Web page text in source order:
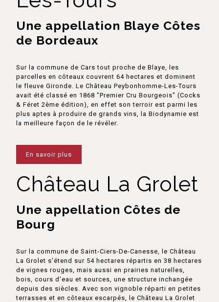
Une appellation Blaye Côtes
de Bordeaux
Sur la commune de Cars tout proche de Blaye, les
parcelles en côteaux couvrent 64 hectares et dominent
le fleuve Gironde. Le Château Peybonhomme-Les-Tours
avait été classé en 1868 "Premier Cru Bourgeois" (Cocks
& Féret 2ème édition), en effet son terroir est parmi les
plus aptes à produire de grands vins, la Biodynamie est
la meilleure façon de le révéler.
En savoir plus
Château La Grolet
Une appellation Côtes de
Bourg
Sur la commune de Saint-Ciers-De-Canesse, le Château
La Grolet s'étend sur 54 hectares répartis en 38 hectares
de vignes rouges, mais aussi en prairies naturelles,
bois, cours d'eau et sources, une structure inchangée
depuis des siècles. Avec son vignoble réparti en petites
terrasses et en côteaux escarpés, le Château La Grolet